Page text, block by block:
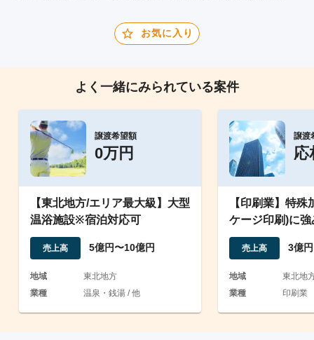
お気に入り
よく一緒にみられている案件
譲渡希望額
0万円
【東北地方/エリア最大級】大型
温浴施設※宿泊対応可
売上高 5億円〜10億円
地域
東北地方
業種
温泉・銭湯 / 他
譲渡
応
【印刷業】特殊
ケージ印刷)に
導入
売上高 3億
地域
東北地
業種
印刷業